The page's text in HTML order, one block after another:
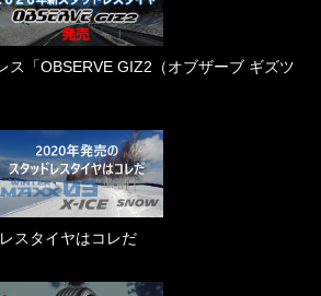
ス「OBSERVE GIZ2（オブザーブ ギズツ
スタイヤはコレだ